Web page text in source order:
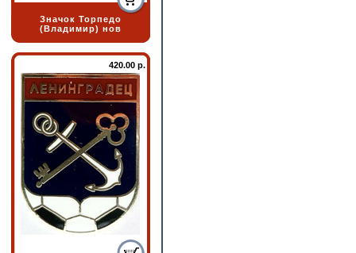
Значок Торпедо
(Владимир) нов
420.00 р.